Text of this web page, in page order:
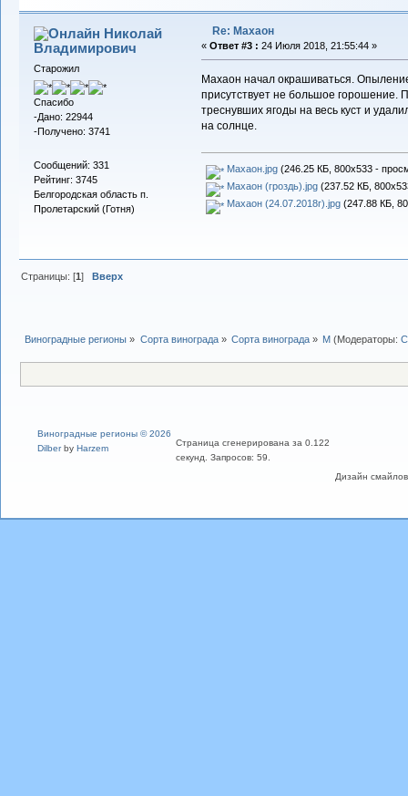
Николай
Владимирович
Старожил
Спасибо
-Дано: 22944
-Получено: 3741
Сообщений: 331
Рейтинг: 3745
Белгородская область п.
Пролетарский (Готня)
Re: Махаон
« Ответ #3 : 24 Июля 2018, 21:55:44 »
Махаон начал окрашиваться.
присутствует не большое
треснувших ягоды на весь куст и
на солнце.
Махаон.jpg(246.25 КБ, 800x533 -
Махаон (гроздь).jpg(237.52 КБ,
Махаон (24.07.2018г).jpg(247.88 КБ,
Страницы: [1]Вверх
Виноградные регионы » Сорта винограда» Сорта винограда» М (Модераторы:
Дизайн
Виноградные регионы © 2026
Dilberby Harzem
Страница сгенерирована за 0.122
секунд. Запросов: 59.